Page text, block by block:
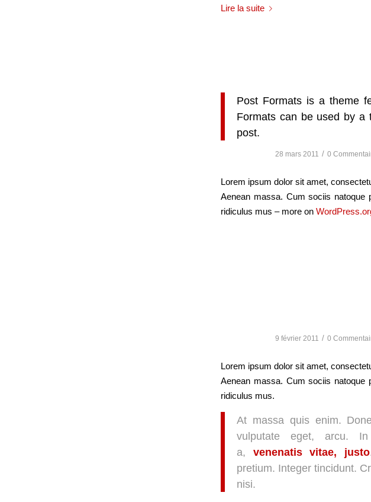
Lire la suite
Post Formats is a theme
Formats can be used by a
post.
28 mars 2011 / 0
Lorem ipsum dolor sit amet,
Aenean massa. Cum sociis natoque
ridiculus mus – more on
9 février 2011 / 0
Lorem ipsum dolor sit amet,
Aenean massa. Cum sociis natoque
ridiculus mus.
At massa quis enim.
vulputate eget, arcu.
a, venenatis vitae, justo
pretium. Integer tincidunt.
nisi.